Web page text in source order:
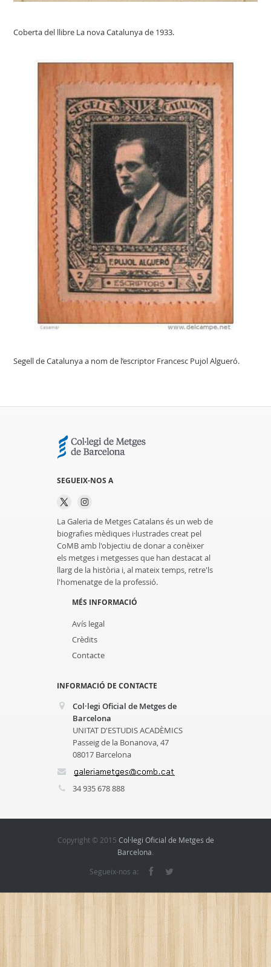
Coberta del llibre La nova Catalunya de 1933.
Segell de Catalunya a nom de l’escriptor Francesc Pujol Algueró.
SEGUEIX-NOS A
La Galeria de Metges Catalans és un web de
biografies mèdiques i·lustrades creat pel
CoMB amb l'objectiu de donar a conèixer
els metges i metgesses que han destacat al
llarg de la història i, al mateix temps, retre'ls
l'homenatge de la professió.
MÉS INFORMACIÓ
Avís legal
Crèdits
Contacte
INFORMACIÓ DE CONTACTE
Col·legi Oficial de Metges de
Barcelona
UNITAT D'ESTUDIS ACADÈMICS
Passeig de la Bonanova, 47
08017 Barcelona
34 935 678 888
Copyright © 2015 Col·legi Oficial de Metges de
Barcelona.
Segueix-nos a: